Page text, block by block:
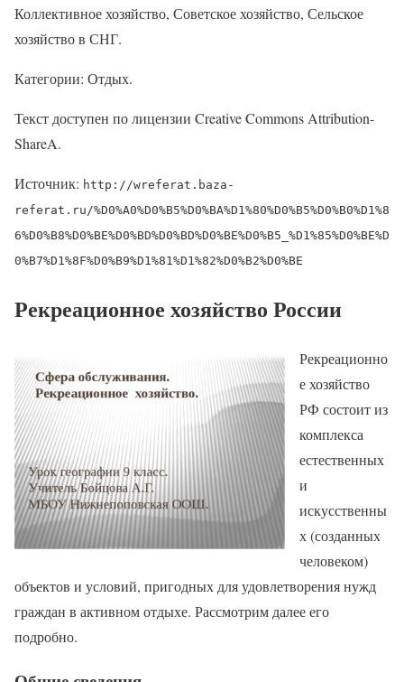
Коллективное хозяйство, Советское хозяйство, Сельское
хозяйство в СНГ.
Категории: Отдых.
Текст доступен по лицензии Creative Commons Attribution-
ShareA.
Источник: http://wreferat.baza-
referat.ru/%D0%A0%D0%B5%D0%BA%D1%80%D0%B5%D0%B0%D1%8
6%D0%B8%D0%BE%D0%BD%D0%BD%D0%BE%D0%B5_%D1%85%D0%BE%D
0%B7%D1%8F%D0%B9%D1%81%D1%82%D0%B2%D0%BE
Рекреационное хозяйство России
Рекреационно
е хозяйство
РФ состоит из
комплекса
естественных
и
искусственны
х (созданных
человеком)
объектов и условий, пригодных для удовлетворения нужд
граждан в активном отдыхе. Рассмотрим далее его
подробно.